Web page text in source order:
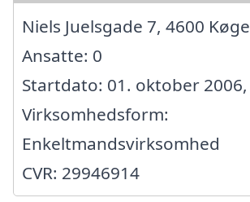
Niels Juelsgade 7, 4600 Køge
Ansatte: 0
Startdato: 01. oktober 2006,
Virksomhedsform:
Enkeltmandsvirksomhed
CVR: 29946914